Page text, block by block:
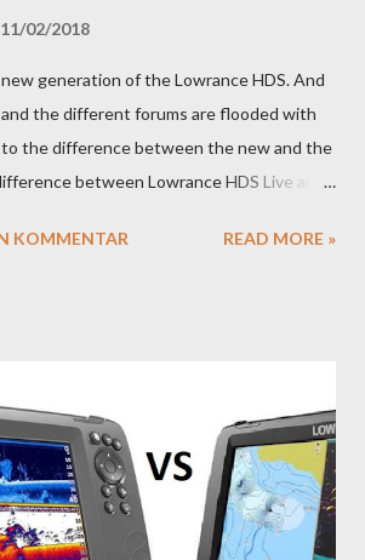
11/02/2018
generation of the Lowrance HDS. And
the different forums are flooded with
the difference between the new and the
between Lowrance HDS Live and
KOMMENTAR READ MORE »